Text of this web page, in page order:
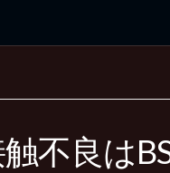
不良は